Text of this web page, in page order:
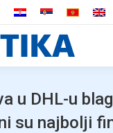
u DHL-u
su najbolji